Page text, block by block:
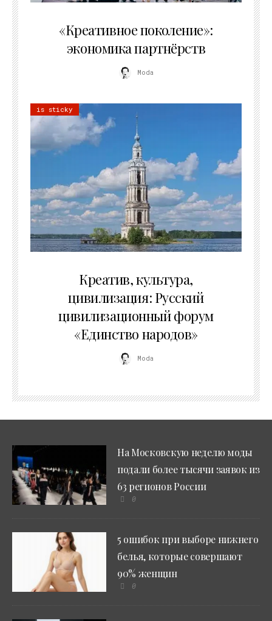
«Креативное поколение»:
экономика партнёрств
Moda
is sticky
Креатив, культура,
цивилизация: Русский
цивилизационный форум
«Единство народов»
Moda
На Московскую неделю моды
подали более тысячи заявок из
63 регионов России
0
5 ошибок при выборе нижнего
белья, которые совершают
90% женщин
0